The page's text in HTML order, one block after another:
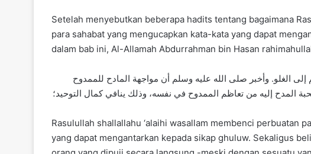
Setelah menyebutkan beberapa hadits tentang bagaimana
para sahabat yang mengucapkan kata-kata yang dapat
dalam bab ini, Al-Allamah Abdurrahman bin Hasan
الغلو. وأخبر صلى الله عليه وسلم أن مواجهة المادح للممدوح
المدح إليه من تعاظم الممدوح في نفسه، وذلك ينافي كمال التوحيد؛
Rasulullah shallallahu ‘alaihi wasallam membenci perbuatan
yang dapat mengantarkan kepada sikap ghuluw. Sekaligus